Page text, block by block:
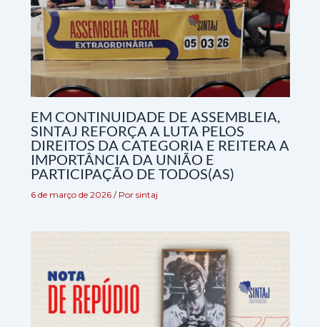
EM CONTINUIDADE DE ASSEMBLEIA,
SINTAJ REFORÇA A LUTA PELOS
DIREITOS DA CATEGORIA E REITERA A
IMPORTÂNCIA DA UNIÃO E
PARTICIPAÇÃO DE TODOS(AS)
6 de março de 2026 / Por sintaj